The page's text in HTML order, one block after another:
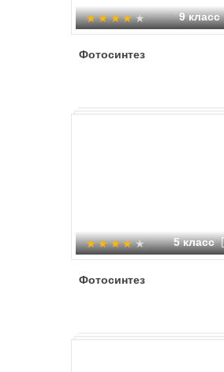
9 класс
Фотосинтез
5 класс
Фотосинтез